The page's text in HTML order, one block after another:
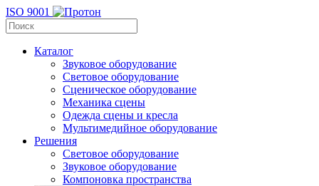
ISO 9001
Каталог
Звуковое оборудование
Световое оборудование
Сценическое оборудование
Механика сцены
Одежда сцены и кресла
Мультимедийное оборудование
Решения
Световое оборудование
Звуковое оборудование
Компоновка пространства